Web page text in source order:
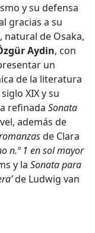
y su defensa
gracias a su
natural de Osaka,
Aydin, con
un
de la literatura
XIX y su
refinada Sonata
además de
de Clara
n.º 1 en sol mayor
y la Sonatapara
de Ludwig van